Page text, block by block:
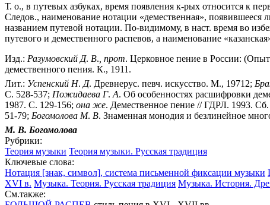
Т. о., в путевых азбуках, время появления к-рых относится к
Следов., наименование нотации «демественная», появившееся
названием путевой нотации. По-видимому, в наст. время во
путевого и демественного распевов, а наименование
Изд.: Разумовский Д. В. прот. Церковное пение в России:
демественного пения. К., 1911.
Лит.: Успенский Н. Д. Древнерус. певч. искусство. М., 19712;
С. 528-537; Пожидаева Г. А. Об особенностях расшифровки
1987. С. 129-156; она же. Демественное пение // ГДРЛ. 1993.
51-79; Богомолова М. В. Знаменная монодия и безлинейное
М. В. Богомолова
Рубрики:
Теория музыки Теория музыки. Русская традиция
Ключевые слова:
Нотация [знак, символ], система письменной фиксации музыки
XVI в. Музыка. Теория. Русская традиция Музыка. История.
См.также: